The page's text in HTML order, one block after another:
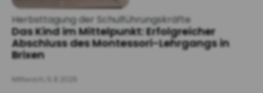
Herbsttagung der Schulführungskräfte
Das Kind im Mittelpunkt: Erfolgreicher
Abschluss des Montessori-Lehrgangs in
Brixen
Mittwoch, 5.8.2026